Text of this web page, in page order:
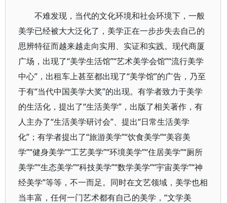
不难发现，当代的文化环境和社会环境下，一般
美学已经被大大泛化了，美学正在一步步失去自己的
思辨特征而越来越走向实用、实证和实践。现代商厦
广场，出现了“美学生活馆”“艺术美学会馆”“流行美学
中心”，出租车上甚至都出现了“美学馆”的广告，乃至
于有“当代中国美学大奖”的出现。有学者致力于美学
的生活化，提出了“生活美学”，出版了相关著作，有
人主办了“生活美学研讨会”、提出“日常生活美学
化”；有学者提出了“旅游美学”“饮食美学”“美容美
学”“健身美学”“工艺美学”“环境美学”“住居美学”“厕所
美学”“生态美学”“科技美学”“数学美学”“宇宙美学”“神
经美学”等等，不一而足。同时在文艺领域，美学也相
当丰富，任何一门艺术都有自己的美学，“文学美